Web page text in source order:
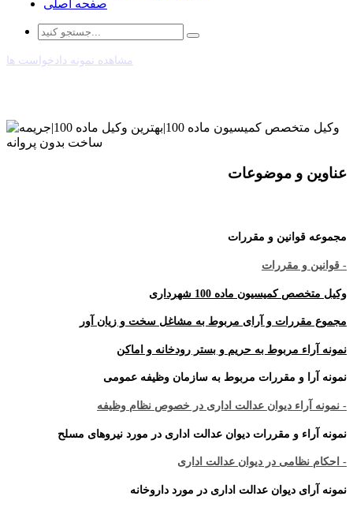
صفحه اصلی
مشاهده نمونه دادخواست ها
عناوین و موضوعات
مجموعه قوانین و مقررات
- قوانین و مقررات
وکیل متخصص کمیسیون ماده 100 شهرداری
مجموع مقررات و آرای مربوط به مشاغل سخت و زیان آور
نمونه آراء مربوط به حریم و بستر رودخانه و اماکن
نمونه آرا و مقررات مربوط به سازمان وظیفه عمومی
- نمونه آراء دیوان عدالت اداری در خصوص نظام وظیفه
نمونه آراء و مقررات دیوان عدالت اداری در مورد نیروهای مسلح
- احکام نظامی در دیوان عدالت اداری
نمونه آرای دیوان عدالت اداری در مورد داروخانه